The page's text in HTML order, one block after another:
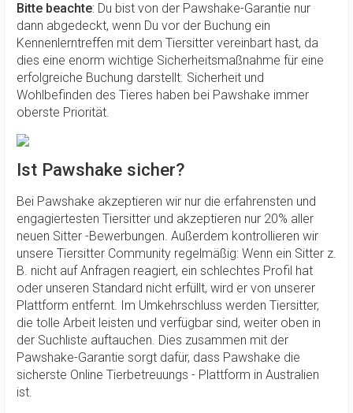
Bitte beachte: Du bist von der Pawshake-Garantie nur
dann abgedeckt, wenn Du vor der Buchung ein
Kennenlerntreffen mit dem Tiersitter vereinbart hast, da
dies eine enorm wichtige Sicherheitsmaßnahme für eine
erfolgreiche Buchung darstellt. Sicherheit und
Wohlbefinden des Tieres haben bei Pawshake immer
oberste Priorität.
Ist Pawshake sicher?
Bei Pawshake akzeptieren wir nur die erfahrensten und
engagiertesten Tiersitter und akzeptieren nur 20% aller
neuen Sitter -Bewerbungen. Außerdem kontrollieren wir
unsere Tiersitter Community regelmäßig: Wenn ein Sitter z.
B. nicht auf Anfragen reagiert, ein schlechtes Profil hat
oder unseren Standard nicht erfüllt, wird er von unserer
Plattform entfernt. Im Umkehrschluss werden Tiersitter,
die tolle Arbeit leisten und verfügbar sind, weiter oben in
der Suchliste auftauchen. Dies zusammen mit der
Pawshake-Garantie sorgt dafür, dass Pawshake die
sicherste Online Tierbetreuungs - Plattform in Australien
ist.